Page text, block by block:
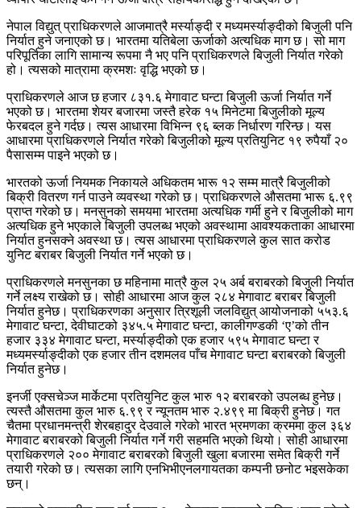
नेपाल विद्युत् प्राधिकरणले आजमात्रै मर्स्याङ्दी र मध्यमर्स्याङ्दीको बिजुली पनि
निर्यात हुने जनाएको छ। भारतमा यतिबेला ऊर्जाको अत्यधिक माग छ। सो माग
परिपूर्तिका लागि सामान्य रूपमा नै भए पनि प्राधिकरणले बिजुली निर्यात गरेको
हो। त्यसको मात्रामा क्रमशः वृद्धि भएको छ।
प्राधिकरणले आज छ हजार ८३१.६ मेगावाट घन्टा बिजुली ऊर्जा निर्यात गर्ने
भएको छ। भारतमा शेयर बजारमा जस्तै हरेक १५ मिनेटमा बिजुलीको मूल्य
फेरबदल हुने गर्दछ। त्यस आधारमा विभिन्न ९६ ब्लक निर्धारण गरिन्छ। यस
आधारमा प्राधिकरणले निर्यात गरेको बिजुलीको मूल्य प्रतियुनिट १९ रुपैयाँ २०
पैसासम्म पाइने भएको छ।
भारतको ऊर्जा नियमक निकायले अधिकतम भारू १२ सम्म मात्रै बिजुलीको
बिक्री वितरण गर्न पाउने व्यवस्था गरेको छ। प्राधिकरणले औसतमा भारू ६.९९
प्राप्त गरेको छ। मनसुनको समयमा भारतमा अत्यधिक गर्मी हुने र बिजुलीको माग
अत्यधिक हुने भएकाले बिजुली उपलब्ध भएको अवस्थामा आवश्यकताका आधारमा
निर्यात हुनसक्ने अवस्था छ। त्यस आधारमा प्राधिकरणले कुल सात करोड
युनिट बराबर बिजुली निर्यात गर्ने भएको छ।
प्राधिकरणले मनसुनका छ महिनामा मात्रै कुल २५ अर्ब बराबरको बिजुली निर्यात
गर्ने लक्ष्य राखेको छ। सोही आधारमा आज कुल २८४ मेगावाट बराबर बिजुली
निर्यात हुनेछ। प्राधिकरणका अनुसार त्रिशूली जलविद्युत् आयोजनाको ५५३.६
मेगावाट घन्टा, देवीघाटको ३४५.५ मेगावाट घन्टा, कालीगण्डकी ‘ए’को तीन
हजार ३३४ मेगावाट घन्टा, मर्स्याङ्दीको एक हजार ५९५ मेगावाट घन्टा र
मध्यमर्स्याङ्दीको एक हजार तीन दशमलव पाँच मेगावाट घन्टा बराबरको बिजुली
निर्यात हुनेछ।
इनर्जी एक्सचेञ्ज मार्केटमा प्रतियुनिट कुल भारु १२ बराबरको उपलब्ध हुनेछ।
त्यस्तै औसतमा कुल भारु ६.९९ र न्यूनतम भारु २.४९९ मा बिक्री हुनेछ। गत
चैतमा प्रधानमन्त्री शेरबहादुर देउवाले गरेको भारत भ्रमणका क्रममा कुल ३६४
मेगावाट बराबरको बिजुली निर्यात गर्ने गरी सहमति भएको थियो। सोही आधारमा
प्राधिकरणले २०० मेगावाट बराबरको बिजुली खुला बजारमा समेत बिक्री गर्ने
तयारी गरेको छ। त्यसका लागि एनभिभीएनलगायतका कम्पनी छनोट भइसकेका
छन्।